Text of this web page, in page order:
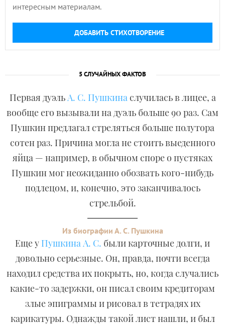
интересным материалам.
ДОБАВИТЬ СТИХОТВОРЕНИЕ
5 СЛУЧАЙНЫХ ФАКТОВ
Первая дуэльА. С. Пушкинаслучилась в лицее, а
вообще его вызывали на дуэль больше 90 раз. Сам
Пушкин предлагал стреляться больше полутора
сотен раз. Причина могла не стоить выеденного
яйца — например, в обычном споре о пустяках
Пушкин мог неожиданно обозвать кого-нибудь
подлецом, и, конечно, это заканчивалось
стрельбой.
Из биографии А. С. Пушкина
Еще у Пушкина А. С. были карточные долги, и
довольно серьезные. Он, правда, почти всегда
находил средства их покрыть, но, когда случались
какие-то задержки, он писал своим кредиторам
злые эпиграммы и рисовал в тетрадях их
карикатуры. Однажды такой лист нашли, и был